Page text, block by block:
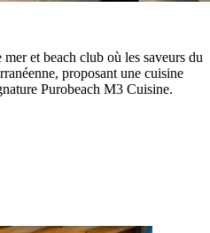
et beach club où les saveurs du
proposant une cuisine
Purobeach M3 Cuisine.